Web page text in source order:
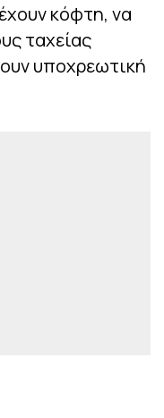
κόφτη, να
ταχείας
υποχρεωτική